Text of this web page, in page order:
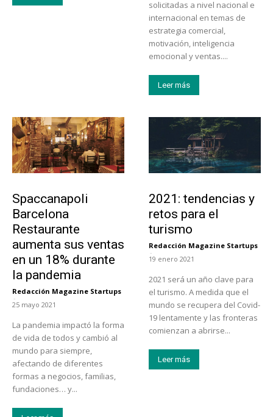
solicitadas a nivel nacional e
internacional en temas de
estrategia comercial,
motivación, inteligencia
emocional y ventas....
Leer más
Spaccanapoli
Barcelona
Restaurante
aumenta sus ventas
en un 18% durante
la pandemia
Redacción Magazine Startups
-
25 mayo 2021
La pandemia impactó la forma
de vida de todos y cambió al
mundo para siempre,
afectando de diferentes
formas a negocios, familias,
fundaciones… y...
2021: tendencias y
retos para el
turismo
Redacción Magazine Startups
-
19 enero 2021
2021 será un año clave para
el turismo. A medida que el
mundo se recupera del Covid-
19 lentamente y las fronteras
comienzan a abrirse...
Leer más